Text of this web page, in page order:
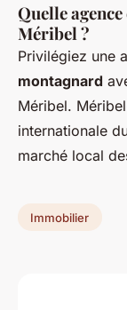
Quelle
Méribel ?
Privilégiez une
montagnard
Méribel.
internationale
marché local
Immobilier